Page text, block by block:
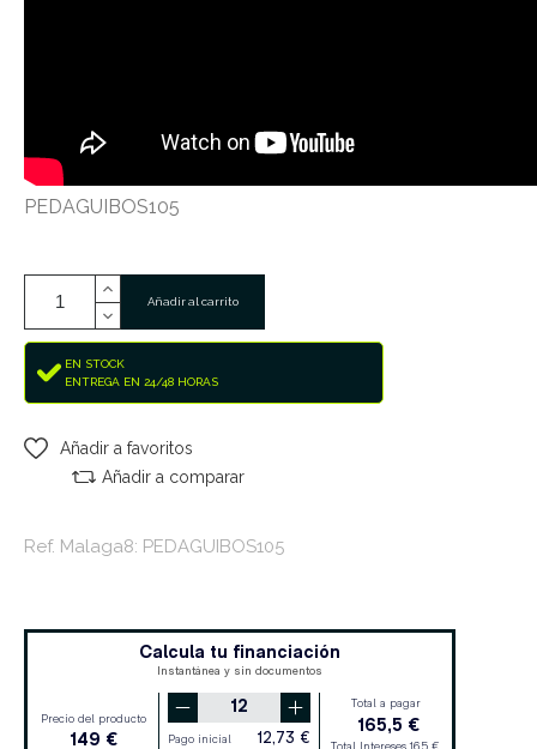
PEDAGUIBOS105
Añadir al carrito
EN STOCK
ENTREGA EN 24/48 HORAS
Añadir a favoritos
Añadir a comparar
Ref. Malaga8: PEDAGUIBOS105